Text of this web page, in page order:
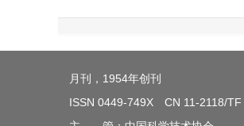
月刊，1954年创刊
ISSN 0449-749X CN 11-2118/TF